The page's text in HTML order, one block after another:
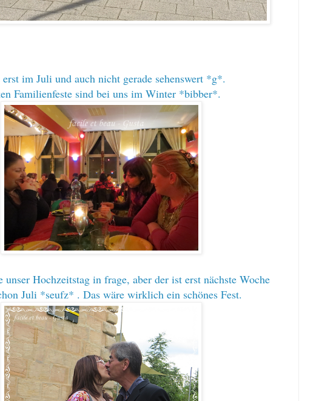
im Juli und auch nicht gerade sehenswert *g*.
Familienfeste sind bei uns im Winter *bibber*.
unser Hochzeitstag in frage, aber der ist erst nächste Woche
Juli *seufz* . Das wäre wirklich ein schönes Fest.